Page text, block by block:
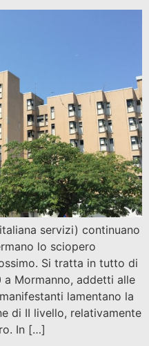
servizi) continuano
lo sciopero
Si tratta in tutto di
a Mormanno, addetti alle
lamentano la
di II livello, relativamente
In […]